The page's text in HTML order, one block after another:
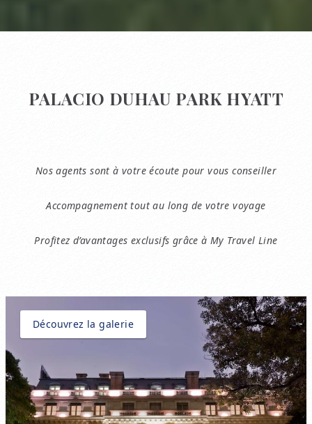
PALACIO DUHAU PARK HYATT
Nos agents sont à votre écoute pour vous conseiller
Accompagnement tout au long de votre voyage
Profitez d’avantages exclusifs grâce à My Travel Line
Découvrez la galerie